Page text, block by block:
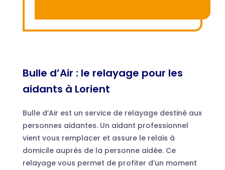
Bulle d’Air : le relayage pour les
aidants à Lorient
Bulle d’Air est un service de relayage destiné aux
personnes aidantes. Un aidant professionnel
vient vous remplacer et assure le relais à
domicile auprès de la personne aidée. Ce
relayage vous permet de profiter d’un moment